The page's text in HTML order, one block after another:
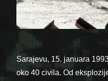
Sarajevu, 15. januara
oko 40 civila. Od